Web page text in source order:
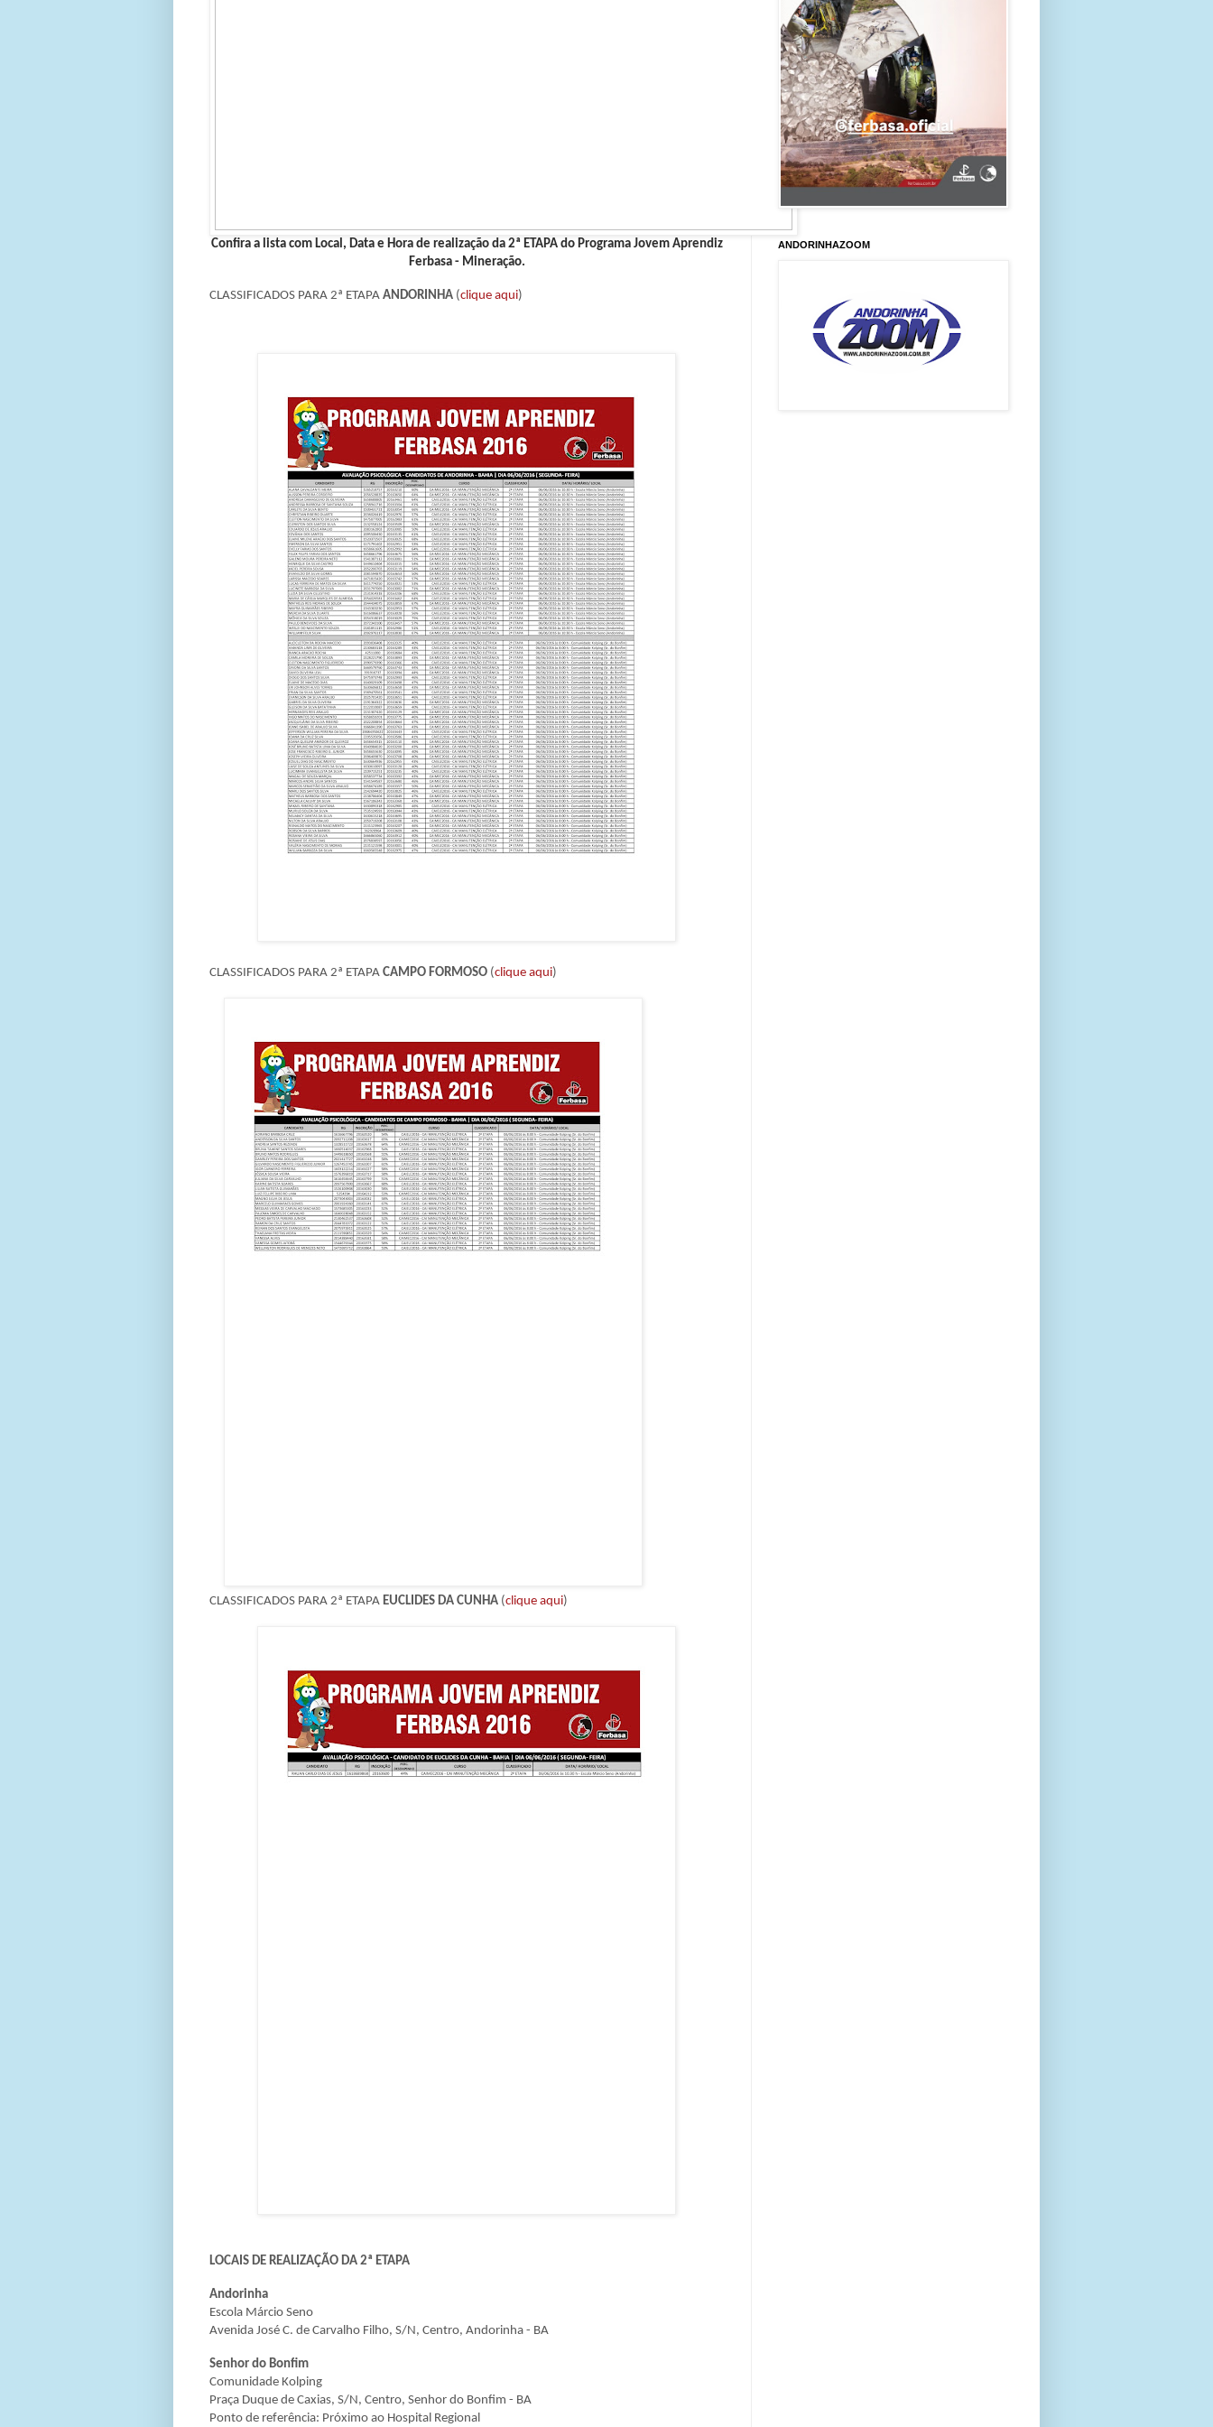
Confira a lista com Local, Data e Hora de realização da 2ª ETAPA do Programa Jovem Aprendiz
Ferbasa - Mineração.
CLASSIFICADOS PARA 2ª ETAPA ANDORINHA (clique aqui)
CLASSIFICADOS PARA 2ª ETAPA CAMPO FORMOSO (clique aqui)
CLASSIFICADOS PARA 2ª ETAPA EUCLIDES DA CUNHA (clique aqui)
LOCAIS DE REALIZAÇÃO DA 2ª ETAPA
Andorinha
Escola Márcio Seno
Avenida José C. de Carvalho Filho, S/N, Centro, Andorinha - BA
Senhor do Bonfim
Comunidade Kolping
Praça Duque de Caxias, S/N, Centro, Senhor do Bonfim - BA
Ponto de referência: Próximo ao Hospital Regional
ANDORINHAZOOM